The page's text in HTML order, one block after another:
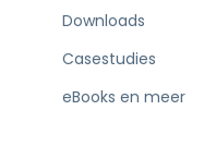
Downloads
Casestudies
eBooks en meer